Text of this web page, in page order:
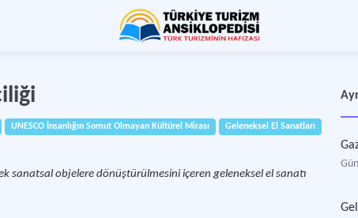
UNESCO İnsanlığın Somut Olmayan Kültürel Mirası
Geleneksel El Sanatları
sanatsal objelere dönüştürülmesini içeren geleneksel el sanatı